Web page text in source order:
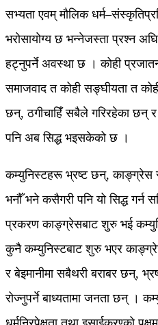
सभ्यता एवम् मौलिक
भरोसायोग्य छ भन्नेजस्ता प्रश्न
हट्नुपर्ने अवस्था छ । कोही
समाजवाद त कोही सङ्घीयता त कोही
छन्, ठगीचाहिँ सबैले गरिरहेका छन्
पनि अब सिद्ध भइसकेको छ ।
कम्युनिस्टहरू भ्रष्ट छन्, काङ्ग्रेस
भनौँ भने कसैगरी पनि यो सिद्ध गर्न
प्रकरण काङ्ग्रेसबाट शुरु भई
कुनै कम्युनिस्टबाट शुरु भएर
र बेइमानीमा सबैथरी बराबर छन्,
रोज्नुपर्ने बाध्यतामा जनता छन् ।